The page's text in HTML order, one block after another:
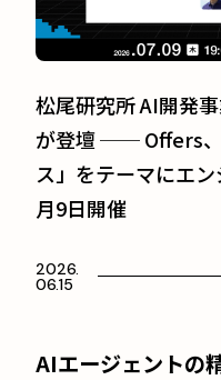
松尾研究所 AI開発
が登壇 ── Offers
ス」をテーマにエ
月9日開催
2026.
06.15
AIエージェントの